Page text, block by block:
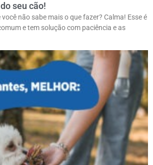
seu cão!
não sabe mais o que fazer? Calma! Esse é
e tem solução com paciência e as